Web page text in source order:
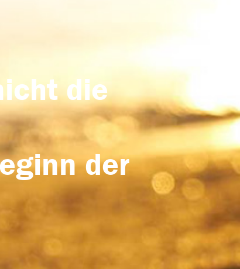
die
der